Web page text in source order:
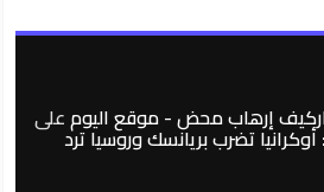
إرهاب محض - موقع اليومعلى
تضرب بريانسك وروسيا ترد